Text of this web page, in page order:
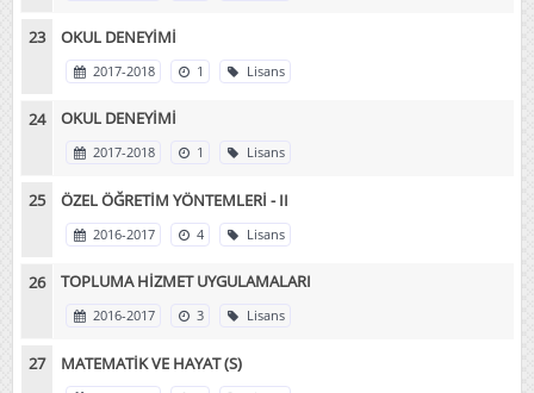
OKUL DENEYİMİ
2017-2018 1 Lisans
OKUL DENEYİMİ
2017-2018 1 Lisans
ÖZEL ÖĞRETİM YÖNTEMLERİ - II
2016-2017 4 Lisans
TOPLUMA HİZMET UYGULAMALARI
2016-2017 3 Lisans
MATEMATİK VE HAYAT (S)